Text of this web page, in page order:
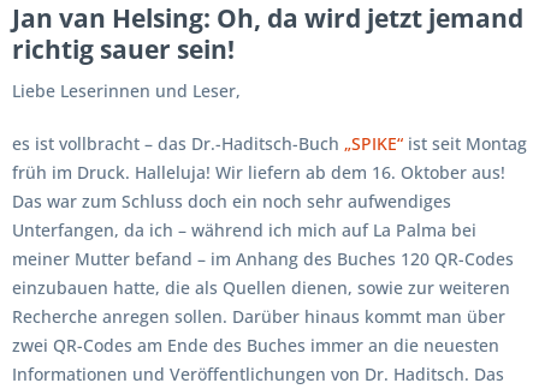
Jan van Helsing: Oh, da wird jetzt jemand
richtig sauer sein!
Liebe Leserinnen und Leser,
es ist vollbracht – das Dr.-Haditsch-Buch „SPIKE“ ist seit Montag
früh im Druck. Halleluja! Wir liefern ab dem 16. Oktober aus!
Das war zum Schluss doch ein noch sehr aufwendiges
Unterfangen, da ich – während ich mich auf La Palma bei
meiner Mutter befand – im Anhang des Buches 120 QR-Codes
einzubauen hatte, die als Quellen dienen, sowie zur weiteren
Recherche anregen sollen. Darüber hinaus kommt man über
zwei QR-Codes am Ende des Buches immer an die neuesten
Informationen und Veröffentlichungen von Dr. Haditsch. Das